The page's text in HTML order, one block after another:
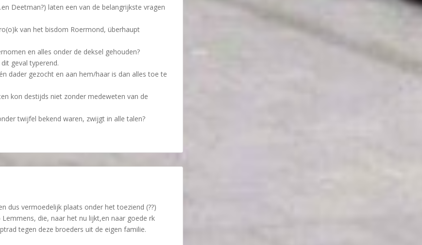
Deetman?) laten een van de belangrijkste vragen
van het bisdom Roermond, überhaupt
en alles onder de deksel gehouden?
geval typerend.
dader gezocht en aan hem/haar is dan alles toe te
kon destijds niet zonder medeweten van de
twijfel bekend waren, zwijgt in alle talen?
dus vermoedelijk plaats onder het toeziend (??)
die, naar het nu lijkt,en naar goede rk
tegen deze broeders uit de eigen familie.